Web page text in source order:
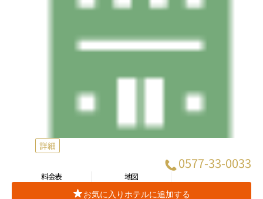
詳細
0577-33-0033
料金表 地図
お気に入りホテルに追加する